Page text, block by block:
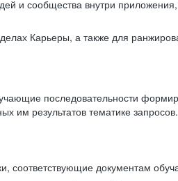
и сообщества внутри
Карьеры, а также для
последовательности
им результатов тематике запросов.
соответствующие документам